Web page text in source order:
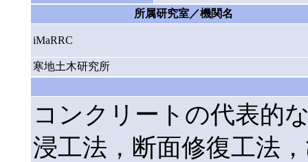
所属研究室／機関名
iMaRRC
寒地土木研究所
コンクリートの代表的
浸工法，断面修復工法